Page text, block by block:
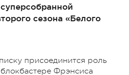
сезона «Белого
присоединится роль
Фрэнсиса